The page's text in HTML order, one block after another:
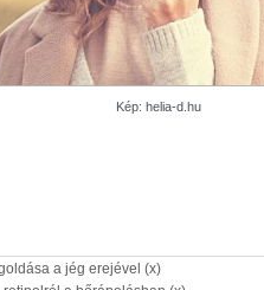
Kép: helia-d.hu
a jég erejével (x)